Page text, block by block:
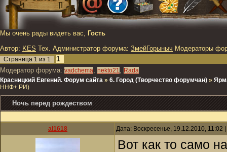
Мы очень рады видеть вас, Гость
Автор: KES Тех. Администратор форума: ЗмейГорыныч Модераторы
Страница 1 из 1
1
Модератор форума: vadchema, nekto21, Rada
Красницкий Евгений. Форум сайта » 6. Город (Творчество форумчан) »
ННФ+ РИ)
Ночь перед рождеством
al1618 Дата: Воскресенье, 19.12.2010,
Вот как то само